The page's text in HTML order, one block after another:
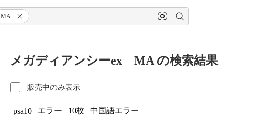
MA
メガディアンシーex MA の検索結果
販売中のみ表示
psa10 エラー 10枚 中国語エラー